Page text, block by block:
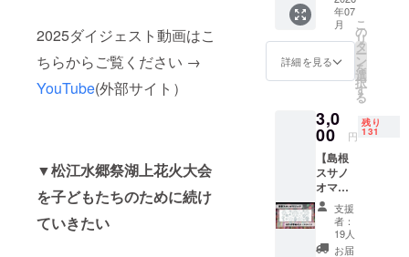
2025ダイジェスト動画はこ
ちらからご覧ください →
YouTube(外部サイト）
▼松江水郷祭湖上花火大会
を子どもたちのために続け
ていきたい
品・数
量限定
です。
ズ
55mm
ます。
★島根
スサノ
オマ
さたま
くんデ
ザイ
ン！ ★
初コラ
ボ！
2026限
定グッ
ズ！！
非売
限定 ご
支援あ
りがと
うござ
て、
【島根
オマ
ジッ
ク】コ
ラボ手
ぬぐい
〔ネイ
ビー〕
年07
月
詳細を見る
こ
の
リ
タ
ー
ン
を
選
択
す
る
3,0
00 円
残り
131
【島根
スサノ
オマ
ジッ
ク】コ
ラボ手
ぬぐい
支援
者：
19人
お届